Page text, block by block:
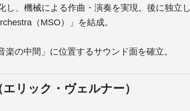
し、機械による作曲・演奏を実現。後に独立
（MSO）」を結成。
楽の中間」に位置するサウンド面を確立。
リック・ヴェルナー）